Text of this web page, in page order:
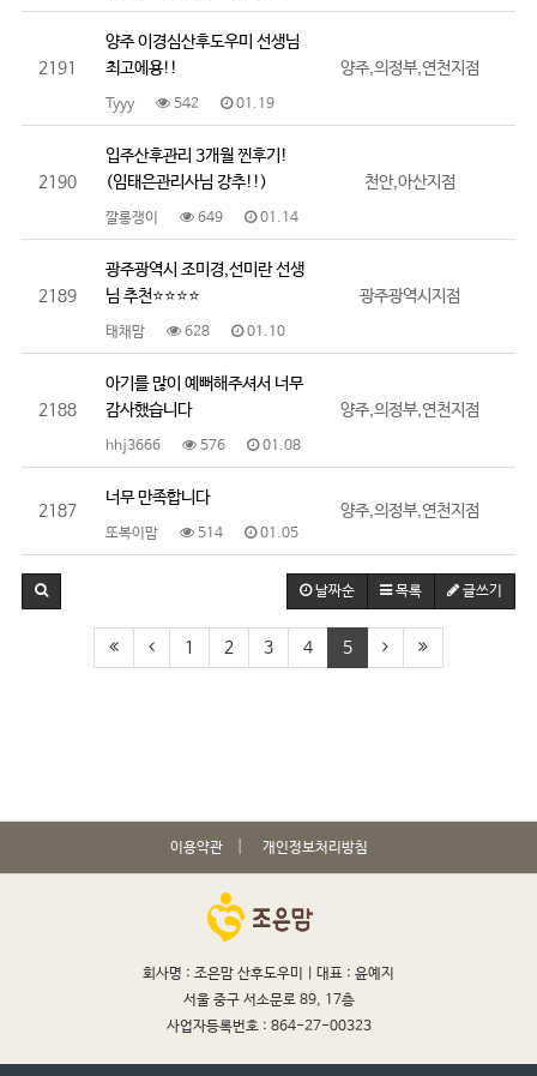
2191
양주 이경심산후도우미 선생님
최고에용!!
Tyyy 542 01.19
양주,의정부,연천지점
2190
입주산후관리 3개월 찐후기!
(임태은관리사님 강추!!)
깔롱쟁이 649 01.14
천안,아산지점
2189
광주광역시 조미경,선미란 선생
님 추천⭐️⭐️⭐️⭐️
태채맘 628 01.10
광주광역시지점
2188
아기를 많이 예뻐해주셔서 너무
감사했습니다
hhj3666 576 01.08
양주,의정부,연천지점
2187
너무 만족합니다
또복이맘 514 01.05
양주,의정부,연천지점
날짜순 목록 글쓰기
1 2 3 4 5
이용약관 개인정보처리방침
회사명 : 조은맘 산후도우미 | 대표 : 윤예지
서울 중구 서소문로 89, 17층
사업자등록번호 : 864-27-00323